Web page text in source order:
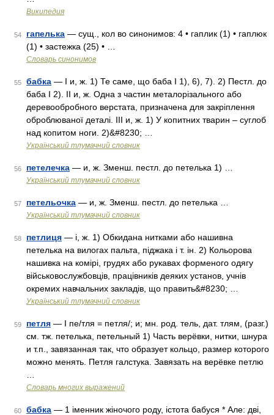
Википедия
54 гапелька — сущ., кол во синонимов: 4 • гаплик (1) • гаплюк
(1) • застежка (25) • …
Словарь синонимов
55 бабка — I и, ж. 1) Те саме, що баба I 1), 6), 7). 2) Пестл. до
баба I 2). II и, ж. Одна з частин металорізального або
деревообробного верстата, призначена для закріплення
оброблюваної деталі. III и, ж. 1) У копитних тварин – суглоб
над копитом ноги. 2)&#8230; …
Український тлумачний словник
56 петелечка — и, ж. Зменш. пестл. до петелька 1) …
Український тлумачний словник
57 петельочка — и, ж. Зменш. пестл. до петелька …
Український тлумачний словник
58 петлиця — і, ж. 1) Обкидана нитками або нашивна
петелька на вилогах пальта, піджака і т. ін. 2) Кольорова
нашивка на комірі, грудях або рукавах форменого одягу
військовослужбовців, працівників деяких установ, учнів
окремих навчальних закладів, що править&#8230; …
Український тлумачний словник
59 петля — I пе/тля = петля/; и; мн. род. тель, дат. тлям, (разг.)
см. тж. петелька, петельный 1) Часть верёвки, нитки, шнура
и т.п., завязанная так, что образует кольцо, размер которого
можно менять. Петля галстука. Завязать на верёвке петлю
Словарь многих выражений
60 бабка — 1 іменник жіночого роду, істота бабуся * Але: дві,